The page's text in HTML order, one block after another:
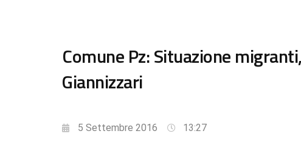
Comune Pz: Situazione
Giannizzari
5 Settembre 2016 13:27